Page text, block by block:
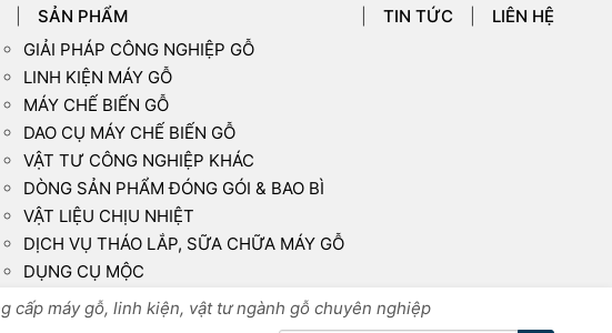
SẢN PHẨM
GIẢI PHÁP CÔNG NGHIỆP GỖ
LINH KIỆN MÁY GỖ
MÁY CHẾ BIẾN GỖ
DAO CỤ MÁY CHẾ BIẾN GỖ
VẬT TƯ CÔNG NGHIỆP KHÁC
DÒNG SẢN PHẨM ĐÓNG GÓI & BAO BÌ
VẬT LIỆU CHỊU NHIỆT
DỊCH VỤ THÁO LẮP, SỮA CHỮA MÁY GỖ
DỤNG CỤ MỘC
TIN TỨC LIÊN HỆ
cấp máy gỗ, linh kiện, vật tư ngành gỗ chuyên nghiệp